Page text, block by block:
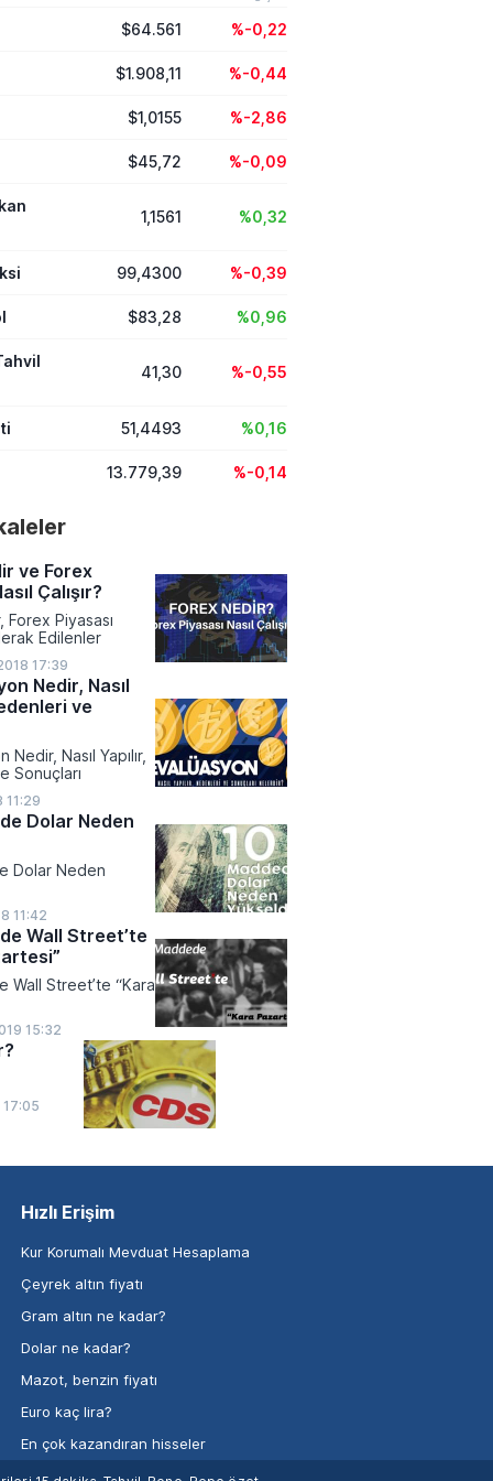
$64.561 %-0,22
$1.908,11 %-0,44
$1,0155 %-2,86
$45,72 %-0,09
1,1561 %0,32
99,4300 %-0,39
$83,28 %0,96
41,30 %-0,55
51,4493 %0,16
13.779,39 %-0,14
ve Forex
Çalışır?
Forex Piyasası
Edilenler
17:39
Nedir, Nasıl
ve
Nasıl Yapılır,
Sonuçları
11:29
Dolar Neden
Dolar Neden
11:42
Wall Street’te
Wall Street’te “Kara
15:32
17:05
Hızlı Erişim
Kur Korumalı Mevduat Hesaplama
Çeyrek altın fiyatı
Gram altın ne kadar?
Dolar ne kadar?
Mazot, benzin fiyatı
Euro kaç lira?
En çok kazandıran hisseler